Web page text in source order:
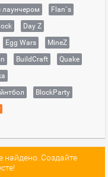
лаунчером
Flan`s
Day Z
Egg Wars
MineZ
BuildCraft
Quake
BlockParty
Создайте